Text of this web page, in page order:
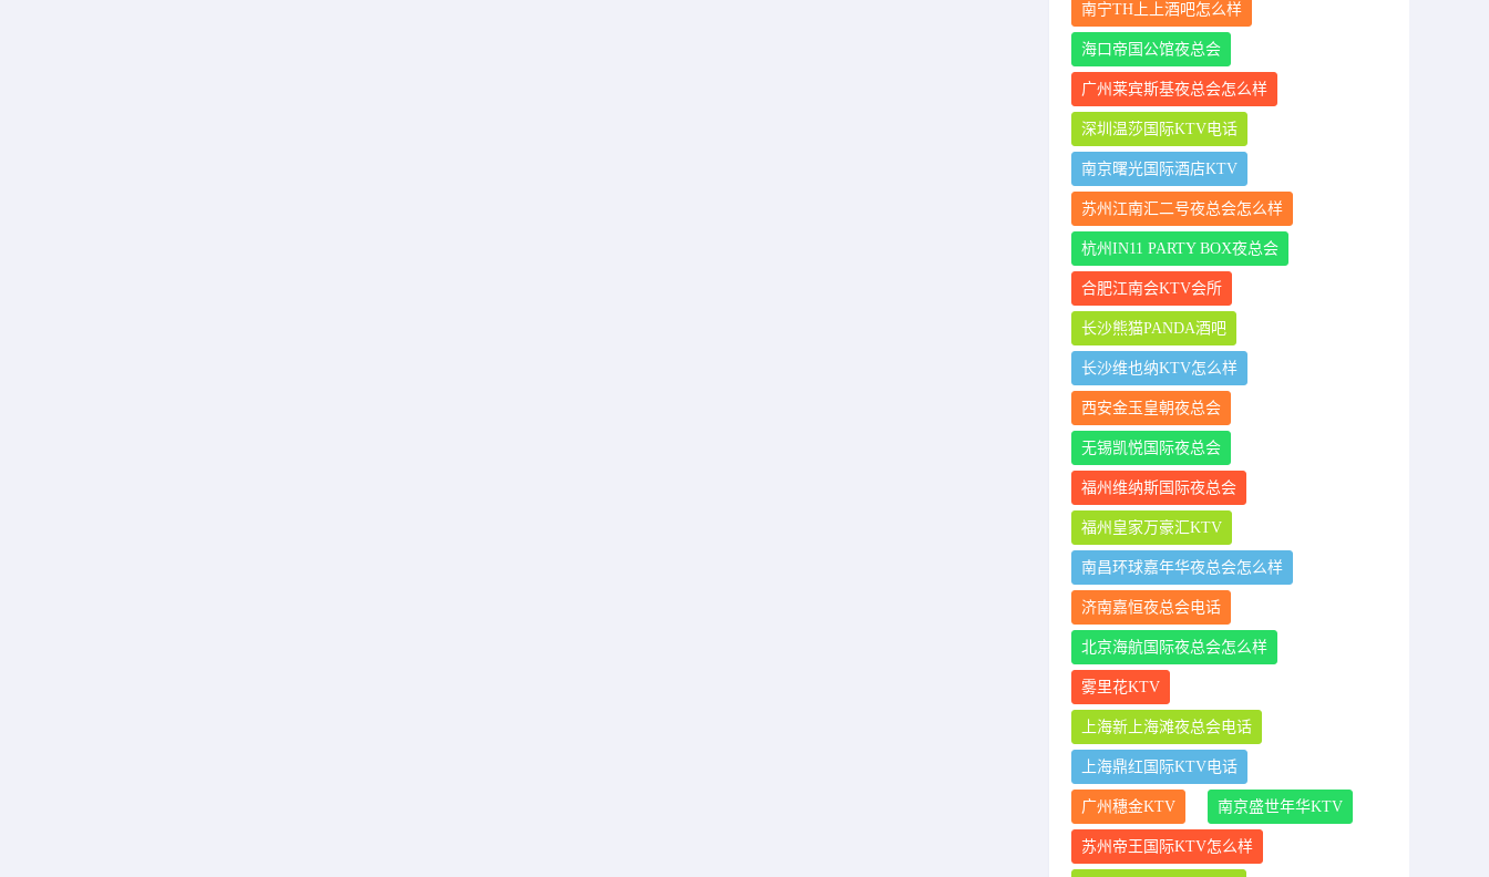
南宁TH上上酒吧怎么样
海口帝国公馆夜总会
广州莱宾斯基夜总会怎么样
深圳温莎国际KTV电话
南京曙光国际酒店KTV
苏州江南汇二号夜总会怎么样
杭州IN11 PARTY BOX夜总会
合肥江南会KTV会所
长沙熊猫PANDA酒吧
长沙维也纳KTV怎么样
西安金玉皇朝夜总会
无锡凯悦国际夜总会
福州维纳斯国际夜总会
福州皇家万豪汇KTV
南昌环球嘉年华夜总会怎么样
济南嘉恒夜总会电话
北京海航国际夜总会怎么样
雾里花KTV
上海新上海滩夜总会电话
上海鼎红国际KTV电话
广州穗金KTV 南京盛世年华KTV
苏州帝王国际KTV怎么样